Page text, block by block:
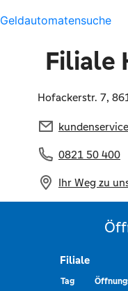
Geldautomatensuche